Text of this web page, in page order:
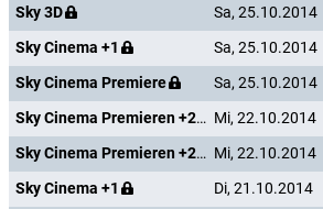
Sky 3D
Sa, 25.10.2014
Sky Cinema +1
Sa, 25.10.2014
Sky Cinema Premiere
Sa, 25.10.2014
Sky Cinema Premieren +24 Mi, 22.10.2014
Sky Cinema Premieren +24 Mi, 22.10.2014
Sky Cinema +1
Di, 21.10.2014